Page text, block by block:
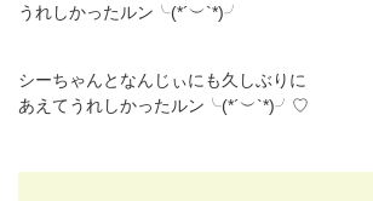
うれしかったルン╰(*´︶`*)╯
シーちゃんとなんじぃにも久しぶりに
あえてうれしかったルン╰(*´︶`*)╯♡